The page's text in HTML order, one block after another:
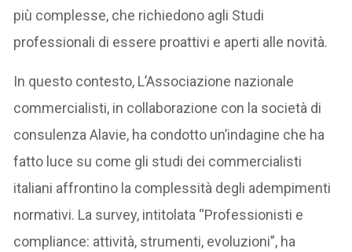
più complesse, che richiedono agli Studi
professionali di essere proattivi e aperti alle novità.
In questo contesto, L’Associazione nazionale
commercialisti, in collaborazione con la società di
consulenza Alavie, ha condotto un’indagine che ha
fatto luce su come gli studi dei commercialisti
italiani affrontino la complessità degli adempimenti
normativi. La survey, intitolata “Professionisti e
compliance: attività, strumenti, evoluzioni”, ha